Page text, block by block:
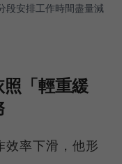
段安排工作時間盡量減
「輕重緩
效率下滑，他形